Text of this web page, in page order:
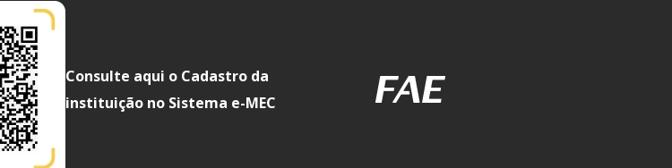
Consulte aqui o Cadastro da
instituição no Sistema e-MEC